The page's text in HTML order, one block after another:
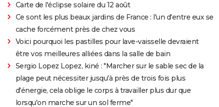
Carte de l'éclipse solaire du 12 août
Ce sont les plus beaux jardins de France : l'un d'entre eux se
cache forcément près de chez vous
Voici pourquoi les pastilles pour lave-vaisselle devraient
être vos meilleures alliées dans la salle de bain
Sergio Lopez Lopez, kiné : "Marcher sur le sable sec de la
plage peut nécessiter jusqu'à près de trois fois plus
d'énergie, cela oblige le corps à travailler plus dur que
lorsqu'on marche sur un sol ferme"